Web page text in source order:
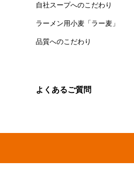
自社スープへのこだわり
ラーメン用小麦「ラー麦」
品質へのこだわり
よくあるご質問